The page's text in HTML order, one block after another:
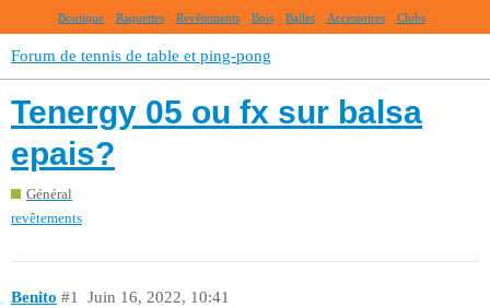
Boutique Raquettes Revêtements Bois Balles Accessoires Clubs
Forum de tennis de table et ping-pong
Tenergy 05 ou fx sur balsa
epais?
Général
revêtements
Benito Juin 16, 2022, 10:41
#1